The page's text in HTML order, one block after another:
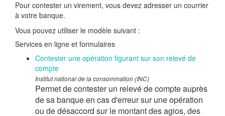
Pour contester un virement, vous devez adresser un courrier
à votre banque.
Vous pouvez utiliser le modèle suivant :
Services en ligne et formulaires
Contester une opération figurant sur son relevé de
compte
Institut national de la consommation (INC)
Permet de contester un relevé de compte auprès
de sa banque en cas d'erreur sur une opération
ou de désaccord sur le montant des agios, des